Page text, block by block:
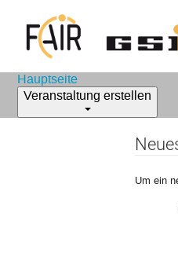
Hauptseite
Veranstaltung erstellen
Um ein